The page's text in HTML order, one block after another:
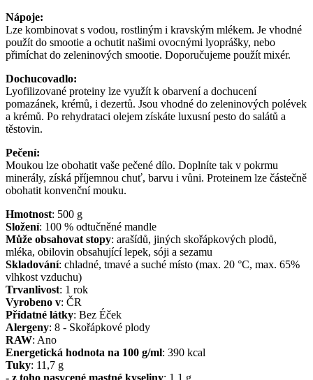
Nápoje:
Lze kombinovat s vodou, rostliným i kravským mlékem. Je vhodné
použít do smootie a ochutit našimi ovocnými lyoprášky, nebo
přimíchat do zeleninových smootie. Doporučujeme použít mixér.
Dochucovadlo:
Lyofilizované proteiny lze využít k obarvení a dochucení
pomazánek, krémů, i dezertů. Jsou vhodné do zeleninových polévek
a krémů. Po rehydrataci olejem získáte luxusní pesto do salátů a
těstovin.
Pečení:
Moukou lze obohatit vaše pečené dílo. Doplníte tak v pokrmu
minerály, získá příjemnou chuť, barvu i vůni. Proteinem lze částečně
obohatit konvenční mouku.
Hmotnost: 500 g
Složení: 100 % odtučněné mandle
Může obsahovat stopy: arašídů, jiných skořápkových plodů,
mléka, obilovin obsahující lepek, sóji a sezamu
Skladování: chladné, tmavé a suché místo (max. 20 °C, max. 65%
vlhkost vzduchu)
Trvanlivost: 1 rok
Vyrobeno v: ČR
Přídatné látky: Bez Éček
Alergeny: 8 - Skořápkové plody
RAW: Ano
Energetická hodnota na 100 g/ml: 390 kcal
Tuky: 11,7 g
- z toho nasycené mastné kyseliny: 1,1 g